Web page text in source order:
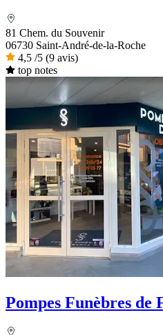
81 Chem. du Souvenir
06730 Saint-André-de-la-Roche
4,5 /5 (9 avis)
top notes
Pompes Funèbres de